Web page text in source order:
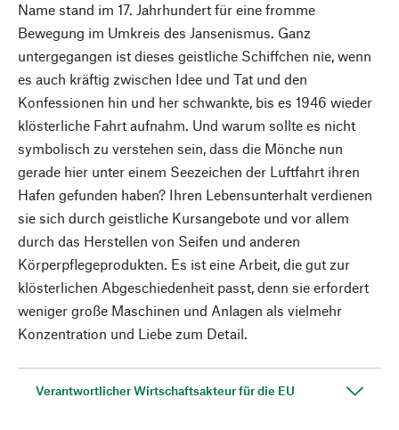
Name stand im 17. Jahrhundert für eine fromme
Bewegung im Umkreis des Jansenismus. Ganz
untergegangen ist dieses geistliche Schiffchen nie, wenn
es auch kräftig zwischen Idee und Tat und den
Konfessionen hin und her schwankte, bis es 1946 wieder
klösterliche Fahrt aufnahm. Und warum sollte es nicht
symbolisch zu verstehen sein, dass die Mönche nun
gerade hier unter einem Seezeichen der Luftfahrt ihren
Hafen gefunden haben? Ihren Lebensunterhalt verdienen
sie sich durch geistliche Kursangebote und vor allem
durch das Herstellen von Seifen und anderen
Körperpflegeprodukten. Es ist eine Arbeit, die gut zur
klösterlichen Abgeschiedenheit passt, denn sie erfordert
weniger große Maschinen und Anlagen als vielmehr
Konzentration und Liebe zum Detail.
Verantwortlicher Wirtschaftsakteur für die EU